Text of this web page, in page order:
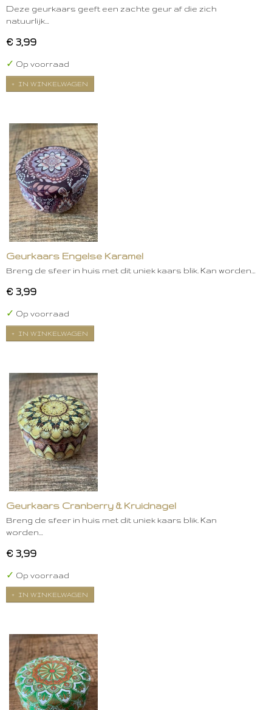
Deze geurkaars geeft een zachte geur af die zich
natuurlijk…
€ 3,99
✓ Op voorraad
IN WINKELWAGEN
Geurkaars Engelse Karamel
Breng de sfeer in huis met dit uniek kaars blik. Kan worden…
€ 3,99
✓ Op voorraad
IN WINKELWAGEN
Geurkaars Cranberry & Kruidnagel
Breng de sfeer in huis met dit uniek kaars blik. Kan
worden…
€ 3,99
✓ Op voorraad
IN WINKELWAGEN